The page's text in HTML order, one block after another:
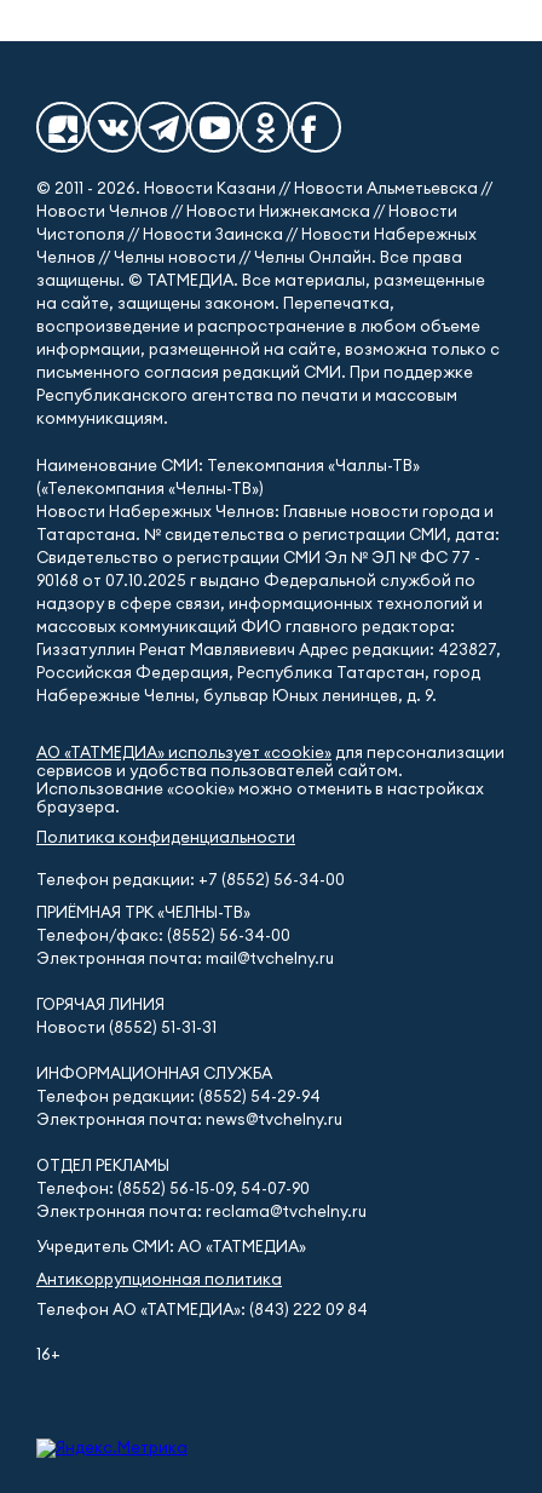
© 2011 - 2026. Новости Казани // Новости Альметьевска //
Новости Челнов // Новости Нижнекамска // Новости
Чистополя // Новости Заинска // Новости Набережных
Челнов // Челны новости // Челны Онлайн. Все права
защищены. © ТАТМЕДИА. Все материалы, размещенные
на сайте, защищены законом. Перепечатка,
воспроизведение и распространение в любом объеме
информации, размещенной на сайте, возможна только с
письменного согласия редакций СМИ. При поддержке
Республиканского агентства по печати и массовым
коммуникациям.
Наименование СМИ: Телекомпания «Чаллы-ТВ»
(«Телекомпания «Челны-ТВ»)
Новости Набережных Челнов: Главные новости города и
Татарстана. № свидетельства о регистрации СМИ, дата:
Свидетельство о регистрации СМИ Эл № ЭЛ № ФС 77 -
90168 от 07.10.2025 г выдано Федеральной службой по
надзору в сфере связи, информационных технологий и
массовых коммуникаций ФИО главного редактора:
Гиззатуллин Ренат Мавлявиевич Адрес редакции: 423827,
Российская Федерация, Республика Татарстан, город
Набережные Челны, бульвар Юных ленинцев, д. 9.
АО «ТАТМЕДИА» использует «cookie» для персонализации
сервисов и удобства пользователей сайтом.
Использование «cookie» можно отменить в настройках
браузера.
Политика конфиденциальности
Телефон редакции: +7 (8552) 56-34-00
ПРИЁМНАЯ ТРК «ЧЕЛНЫ-ТВ»
Телефон/факс: (8552) 56-34-00
Электронная почта: mail@tvchelny.ru
ГОРЯЧАЯ ЛИНИЯ
Новости (8552) 51-31-31
ИНФОРМАЦИОННАЯ СЛУЖБА
Телефон редакции: (8552) 54-29-94
Электронная почта: news@tvchelny.ru
ОТДЕЛ РЕКЛАМЫ
Телефон: (8552) 56-15-09, 54-07-90
Электронная почта: reclama@tvchelny.ru
Учредитель СМИ: АО «ТАТМЕДИА»
Антикоррупционная политика
Телефон АО «ТАТМЕДИА»: (843) 222 09 84
16+